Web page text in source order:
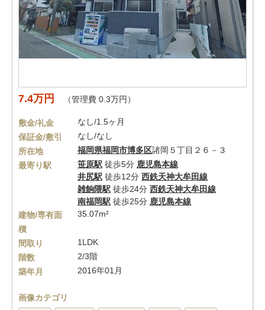
7.4万円 （管理費 0.3万円）
敷金/礼金
なし/1.5ヶ月
保証金/敷引
なし/なし
所在地
福岡県福岡市博多区諸岡５丁目２６－３
最寄り駅
笹原駅 徒歩5分 鹿児島本線
井尻駅 徒歩12分 西鉄天神大牟田線
雑餉隈駅 徒歩24分 西鉄天神大牟田線
南福岡駅 徒歩25分 鹿児島本線
建物/専有面
積
35.07m²
間取り
1LDK
階数
2/3階
築年月
2016年01月
画像カテゴリ